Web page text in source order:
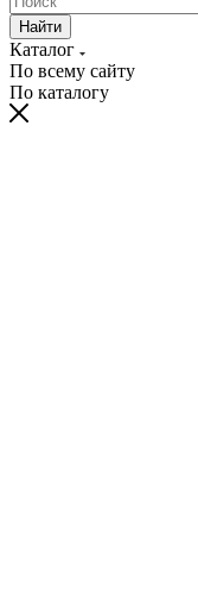
Найти
Каталог
По всему сайту
По каталогу